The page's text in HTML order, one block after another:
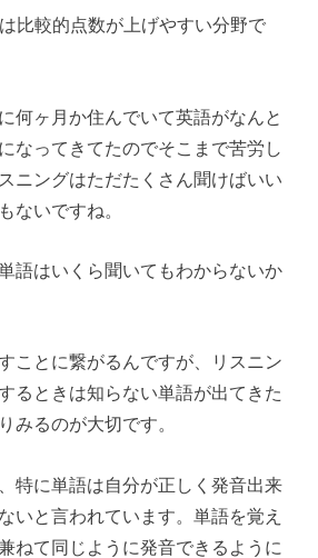
比較的点数が上げやすい分野で
何ヶ月か住んでいて英語がなんと
なってきてたのでそこまで苦労し
ニングはただたくさん聞けばいい
ないですね。
語はいくら聞いてもわからないか
ことに繋がるんですが、リスニン
るときは知らない単語が出てきた
みるのが大切です。
特に単語は自分が正しく発音出来
いと言われています。単語を覚え
ねて同じように発音できるように